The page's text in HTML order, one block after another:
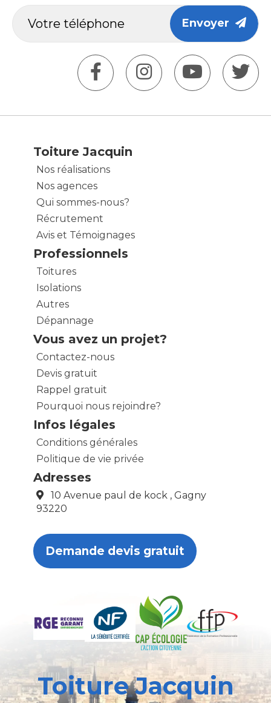
Envoyer
Toiture Jacquin
Nos réalisations
Nos agences
Qui sommes-nous?
Récrutement
Avis et Témoignages
Professionnels
Toitures
Isolations
Autres
Dépannage
Vous avez un projet?
Contactez-nous
Devis gratuit
Rappel gratuit
Pourquoi nous rejoindre?
Infos légales
Conditions générales
Politique de vie privée
Adresses
10 Avenue paul de kock , Gagny
93220
Demande devis gratuit
Toiture Jacquin